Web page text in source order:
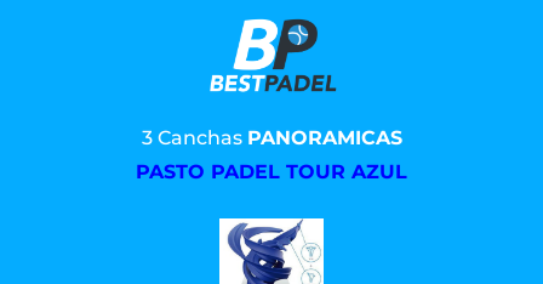
3 Canchas PANORAMICAS
PASTO PADEL TOUR AZUL